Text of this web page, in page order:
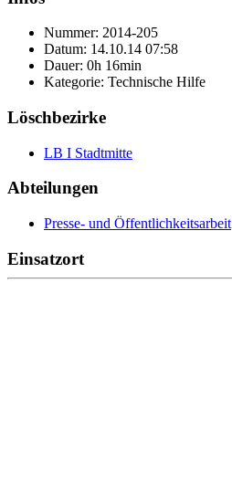
Nummer: 2014-205
Datum: 14.10.14 07:58
Dauer: 0h 16min
Kategorie: Technische Hilfe
Löschbezirke
LB I Stadtmitte
Abteilungen
Presse- und Öffentlichkeitsarbeit
Einsatzort